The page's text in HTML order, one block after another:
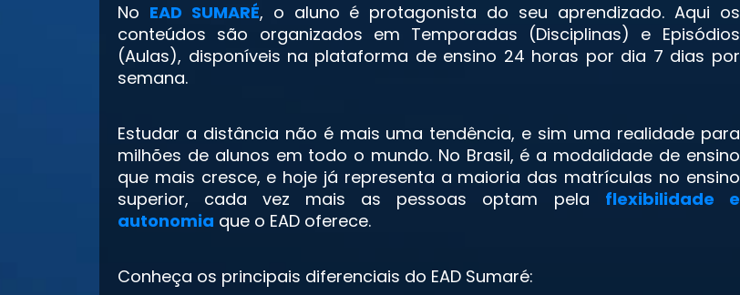
No EAD SUMARÉ, o aluno é protagonista do seu aprendizado. Aqui os
conteúdos são organizados em Temporadas (Disciplinas) e Episódios
(Aulas), disponíveis na plataforma de ensino 24 horas por dia 7 dias por
semana.
Estudar a distância não é mais uma tendência, e sim uma realidade para
milhões de alunos em todo o mundo. No Brasil, é a modalidade de ensino
que mais cresce, e hoje já representa a maioria das matrículas no ensino
superior, cada vez mais as pessoas optam pela flexibilidade e
autonomia que o EAD oferece.
Conheça os principais diferenciais do EAD Sumaré: